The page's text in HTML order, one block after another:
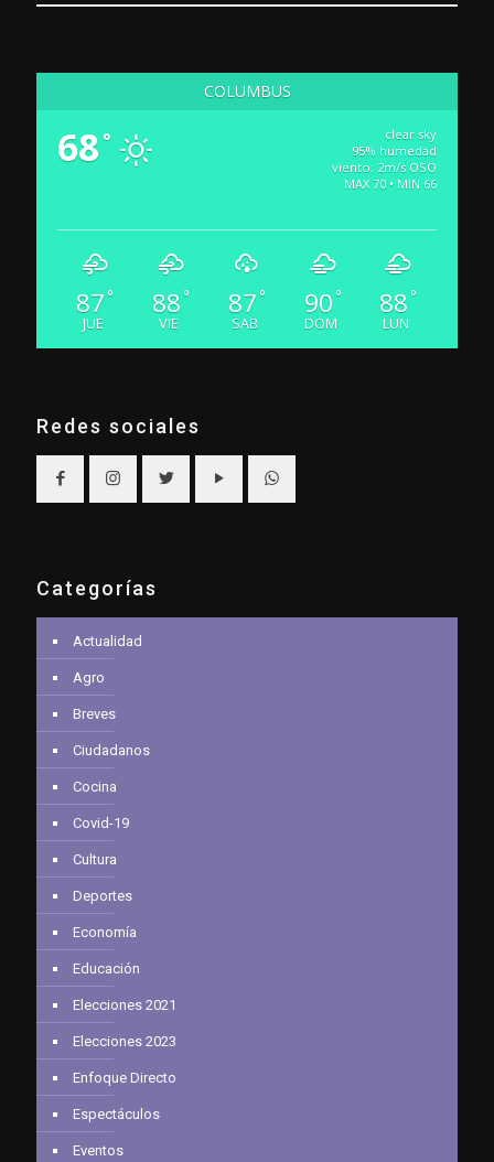
COLUMBUS
68°
clear sky
95% humedad
viento: 2m/s OSO
MAX 70 • MIN 66
87 °
JUE
88 °
VIE
87 °
SAB
90 °
DOM
88 °
LUN
Redes sociales
Categorías
Actualidad
Agro
Breves
Ciudadanos
Cocina
Covid-19
Cultura
Deportes
Economía
Educación
Elecciones 2021
Elecciones 2023
Enfoque Directo
Espectáculos
Eventos